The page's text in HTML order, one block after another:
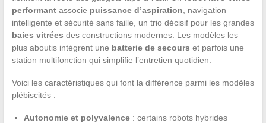
performantassocie puissance d’aspiration , navigation
intelligente et sécurité sans faille, un trio décisif pour les grandes
baies vitrées des constructions modernes. Les modèles les
plus aboutis intègrent une batterie de secours et parfois une
station multifonction qui simplifie l’entretien quotidien.
Voici les caractéristiques qui font la différence parmi les modèles
plébiscités :
Autonomie et polyvalence: certains robots hybrides